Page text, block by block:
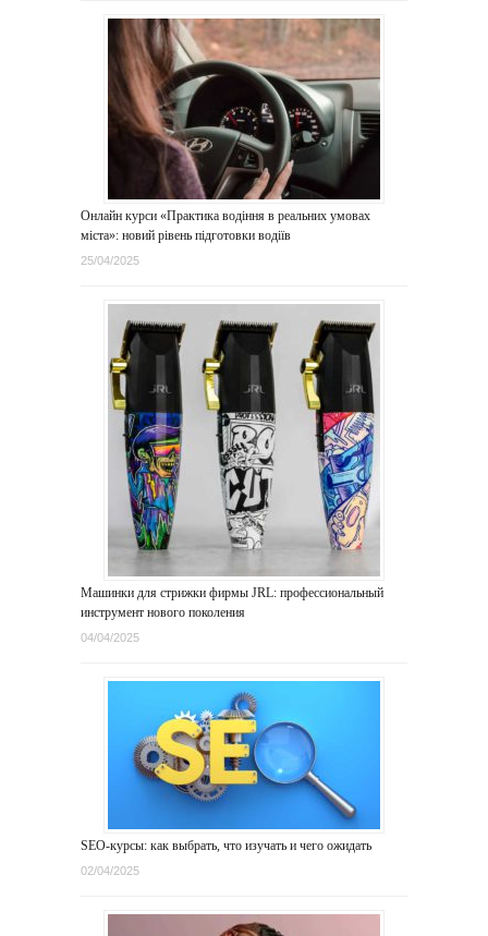
Онлайн курси «Практика водіння в реальних умовах
міста»: новий рівень підготовки водіїв
25/04/2025
Машинки для стрижки фирмы JRL: профессиональный
инструмент нового поколения
04/04/2025
SEO-курсы: как выбрать, что изучать и чего ожидать
02/04/2025